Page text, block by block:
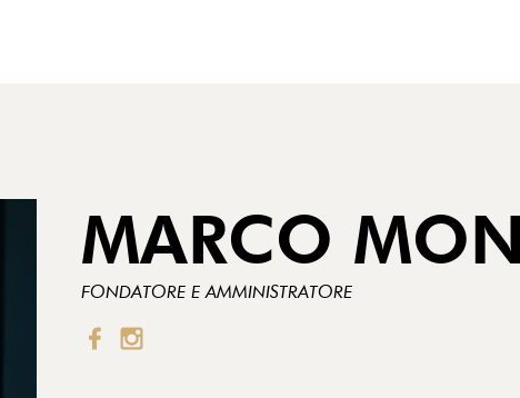
MARCO
FONDATORE E AMMINISTRATORE